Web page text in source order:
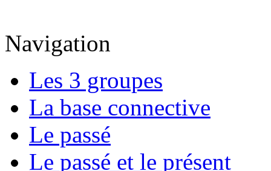
Navigation
Les 3 groupes
La base connective
Le passé
Le passé et le présent